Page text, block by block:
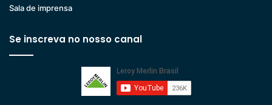
Sala de imprensa
Se inscreva no nosso canal